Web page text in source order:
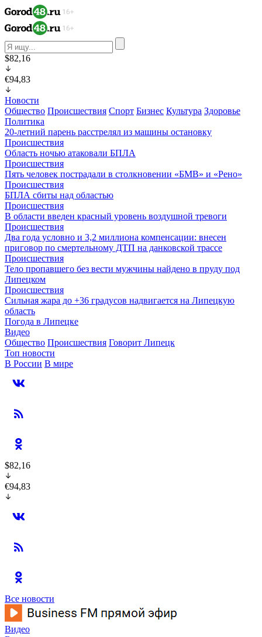
$82,16
€94,83
Новости
Общество Происшествия Спорт Бизнес Культура Здоровье
Политика
20-летний парень расстрелял из машины остановку
Происшествия
Область ночью атаковали БПЛА
Происшествия
Пять человек пострадали в столкновении «БМВ» и «Рено»
Происшествия
БПЛА сбиты над областью
Происшествия
В области введен красный уровень воздушной тревоги
Происшествия
Два года условно и 3,2 миллиона компенсации: внесен
приговор по смертельному ДТП на данковской трассе
Происшествия
Тело пропавшего без вести мужчины найдено в пруду под
Липецком
Происшествия
Сильная жара до +36 градусов надвигается на Липецкую
область
Погода в Липецке
Видео
Общество Происшествия Говорит Липецк
Топ новости
В России В мире
$82,16
€94,83
Все новости
Видео